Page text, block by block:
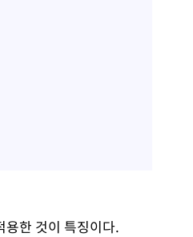
용한 것이 특징이다.